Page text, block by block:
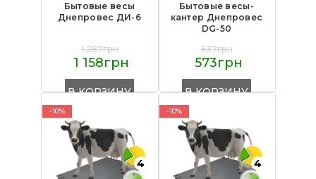
Бытовые весы
Днепровес ДИ-6
1 287грн
1 158грн
В КОРЗИНУ
Бытовые весы-
кантер Днепровес
DG-50
637грн
573грн
В КОРЗИНУ
-10%
4
-10%
4